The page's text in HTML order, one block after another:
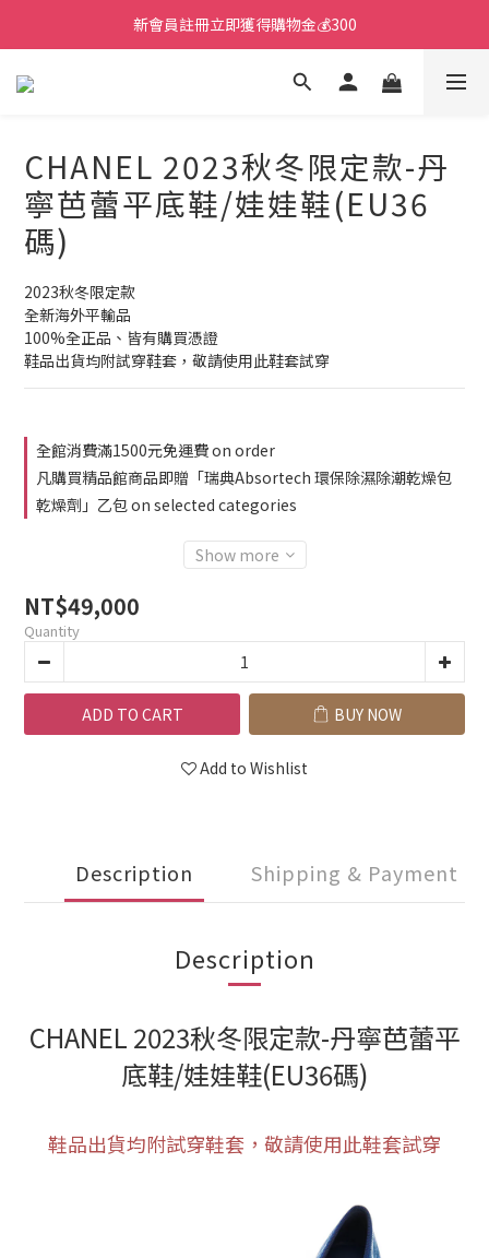
新會員註冊立即獲得購物金💰300
CHANEL 2023秋冬限定款-丹
寧芭蕾平底鞋/娃娃鞋(EU36
碼)
2023秋冬限定款
全新海外平輸品
100%全正品、皆有購買憑證
鞋品出貨均附試穿鞋套，敬請使用此鞋套試穿
全館消費滿1500元免運費 on order
凡購買精品館商品即贈「瑞典Absortech 環保除濕除潮乾燥包
乾燥劑」乙包 on selected categories
Show more
NT$49,000
Quantity
ADD TO CART BUY NOW
Add to Wishlist
Description Shipping & Payment
Description
CHANEL 2023秋冬限定款-丹寧芭蕾平
底鞋/娃娃鞋(EU36碼)
鞋品出貨均附試穿鞋套，敬請使用此鞋套試穿